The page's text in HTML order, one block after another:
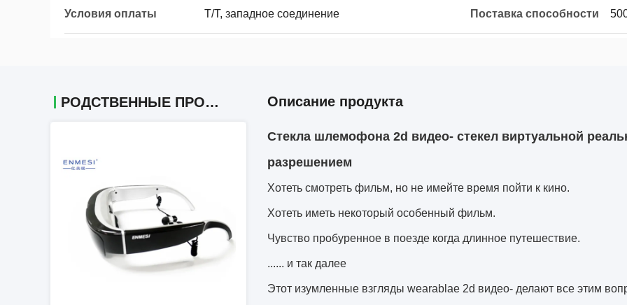
Условия оплаты T/T, западное соединение Поставка способности
РОДСТВЕННЫЕ ПРОДУКТЫ Описание продукта
Стекла шлемофона 2d видео- стекел виртуальной
разрешением
Хотеть смотреть фильм, но не имейте время пойти к кино.
Хотеть иметь некоторый особенный фильм.
Чувство пробуренное в поезде когда длинное путешествие.
...... и так далее
Этот изумленные взгляды wearablae 2d видео- делают все этим